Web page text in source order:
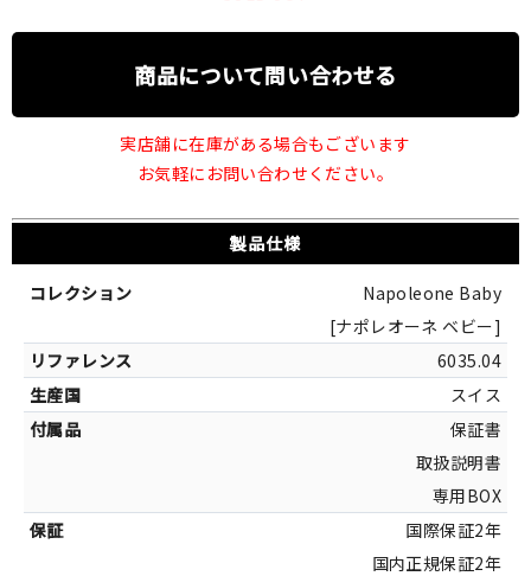
商品について問い合わせる
実店舗に在庫がある場合もございます
お気軽にお問い合わせください。
製品仕様
Napoleone Baby
[ナポレオーネ ベビー]
6035.04
スイス
保証書
取扱説明書
専用BOX
国際保証2年
国内正規保証2年